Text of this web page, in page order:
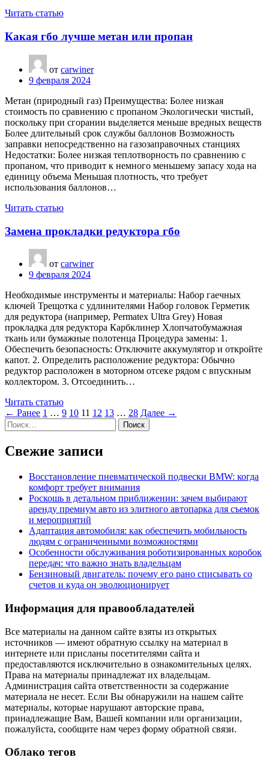
Читать статью
Какая гбо лучше метан или пропан
от carwiner
9 февраля 2024
Метан (природный газ) Преимущества: Более низкая
стоимость по сравнению с пропаном Экологически чистый,
поскольку при сгорании выделяется меньше вредных веществ
Более длительный срок службы баллонов Возможность
заправки непосредственно на газозаправочных станциях
Недостатки: Более низкая теплотворность по сравнению с
пропаном, что приводит к немного меньшему запасу хода на
единицу объема Меньшая плотность, что требует
использования баллонов…
Читать статью
Замена прокладки редуктора гбо
от carwiner
9 февраля 2024
Необходимые инструменты и материалы: Набор гаечных
ключей Трещотка с удлинителями Набор головок Герметик
для редуктора (например, Permatex Ultra Grey) Новая
прокладка для редуктора Карбклинер Хлопчатобумажная
ткань или бумажные полотенца Процедура замены: 1.
Обеспечить безопасность: Отключите аккумулятор и откройте
капот. 2. Определить расположение редуктора: Обычно
редуктор расположен в моторном отсеке рядом с впускным
коллектором. 3. Отсоединить…
Читать статью
← Ранее 1 … 9 10 11 12 13 … 28 Далее →
Найти:
Свежие записи
Восстановление пневматической подвески BMW: когда
комфорт требует внимания
Роскошь в детальном приближении: зачем выбирают
аренду премиум авто из элитного автопарка для съемок
и мероприятий
Адаптация автомобиля: как обеспечить мобильность
людям с ограниченными возможностями
Особенности обслуживания роботизированных коробок
передач: что важно знать владельцам
Бензиновый двигатель: почему его рано списывать со
счетов и куда он эволюционирует
Информация для правообладателей
Все материалы на данном сайте взяты из открытых
источников — имеют обратную ссылку на материал в
интернете или присланы посетителями сайта и
предоставляются исключительно в ознакомительных целях.
Права на материалы принадлежат их владельцам.
Администрация сайта ответственности за содержание
материала не несет. Если Вы обнаружили на нашем сайте
материалы, которые нарушают авторские права,
принадлежащие Вам, Вашей компании или организации,
пожалуйста, сообщите нам через форму обратной связи.
Облако тегов